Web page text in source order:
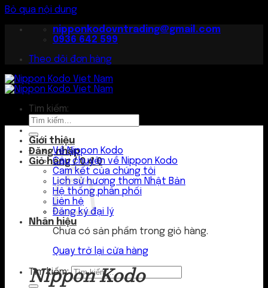
Bỏ qua nội dung
nipponkodovntrading@gmail.com
0936 642 599
Theo dõi đơn hàng
Tìm kiếm:
Đăng nhập
Giỏ hàng /0₫ 0
Chưa có sản phẩm trong giỏ hàng.
Quay trở lại cửa hàng
Tìm kiếm:
Giới thiệu
Về Nippon Kodo
Câu chuyện về Nippon Kodo
Cam kết của chúng tôi
Lịch sử hương thơm Nhật Bản
Hệ thống phân phối
Liên hệ
Đăng ký đại lý
Nhãn hiệu
Nippon Kodo